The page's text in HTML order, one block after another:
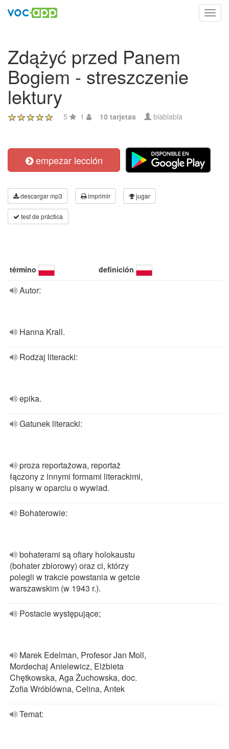
Zdążyć przed Panem
Bogiem - streszczenie
lektury
5 1 10 tarjetas blablabla
empezar lección
descargar mp3 imprimir jugar
test de práctica
término definición
Autor:
Hanna Krall.
Rodzaj literacki:
epika.
Gatunek literacki:
proza reportażowa, reportaż
łączony z innymi formami literackimi,
pisany w oparciu o wywiad.
Bohaterowie:
bohaterami są ofiary holokaustu
(bohater zbiorowy) oraz ci, którzy
polegli w trakcie powstania w getcie
warszawskim (w 1943 r.).
Postacie występujące;
Marek Edelman, Profesor Jan Moll,
Mordechaj Anielewicz, Elżbieta
Chętkowska, Aga Żuchowska, doc.
Zofia Wróblówna, Celina, Antek
Temat: